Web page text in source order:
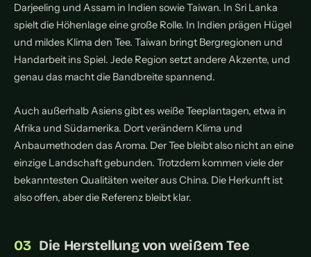
Darjeeling und Assam in Indien sowie Taiwan. In Sri Lanka
spielt die Höhenlage eine große Rolle. In Indien prägen Hügel
und mildes Klima den Tee. Taiwan bringt Bergregionen und
Handarbeit ins Spiel. Jede Region setzt andere Akzente, und
genau das macht die Bandbreite spannend.
Auch außerhalb Asiens gibt es weiße Teeplantagen, etwa in
Afrika und Südamerika. Dort verändern Klima und
Anbaumethoden das Aroma. Der Tee bleibt also nicht an eine
einzige Landschaft gebunden. Trotzdem kommen viele der
bekanntesten Qualitäten weiter aus China. Die Herkunft ist
also offen, aber die Referenz bleibt klar.
Die Herstellung von weißem Tee